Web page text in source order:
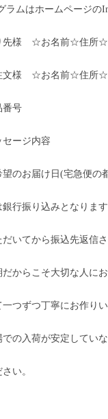
ラムはホームページの
先様 ☆お名前☆住所☆
文様 ☆お名前☆住所☆
号
ージ内容
のお届け日(宅急便の
行振り込みとなります
いてから振込先返信
からこそ大切な人に
つずつ丁寧にお作りい
の入荷が安定してい
い。